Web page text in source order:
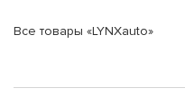
Все товары «LYNXauto»